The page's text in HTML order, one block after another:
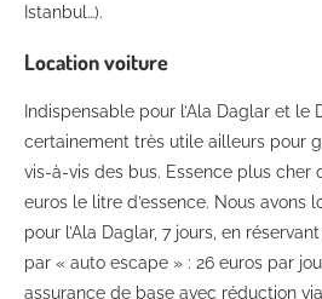
Istanbul…).
Location voiture
Indispensable pour l’Ala Daglar et le
certainement très utile ailleurs pour
vis-à-vis des bus. Essence plus cher
euros le litre d’essence. Nous avons
pour l’Ala Daglar, 7 jours, en
par « auto escape » : 26 euros par
assurance de base avec réduction